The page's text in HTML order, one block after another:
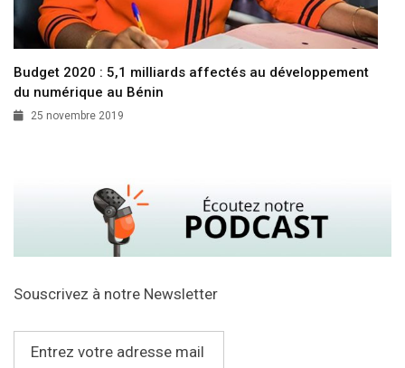
Budget 2020 : 5,1 milliards affectés au développement
du numérique au Bénin
25 novembre 2019
Souscrivez à notre Newsletter